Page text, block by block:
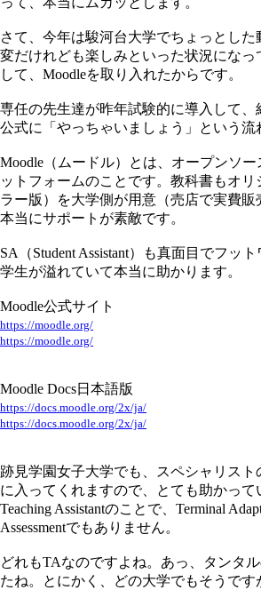
さて、今年は駿河台大学でちょっとし
変だけれども楽しみといった状況になっ
して、Moodleを取り入れたからです。
専任の先生達が昨年試験的に導入して
公式に「やっちゃいましょう」という流
Moodle（ムードル）とは、オープンソー
ットフォームのことです。教科書もオリ
ラー版）を大学側が用意（売店で実費販
本当にサポートが素敵です。
SA（Student Assistant）も真面目でフッ
学生が溢れていて本当に助かります。
Moodle公式サイト
https://moodle.org/
https://moodle.org/
Moodle Docs日本語版
https://docs.moodle.org/2x/ja/
https://docs.moodle.org/2x/ja/
跡見学園女子大学でも、スペシャリス
に入ってくれますので、とても助かって
Teaching Assistantのことで、Terminal
Assessmentでもありません。
どれもTAなのですよね。あっ、タンタ
たね。とにかく、どの大学でもそうです